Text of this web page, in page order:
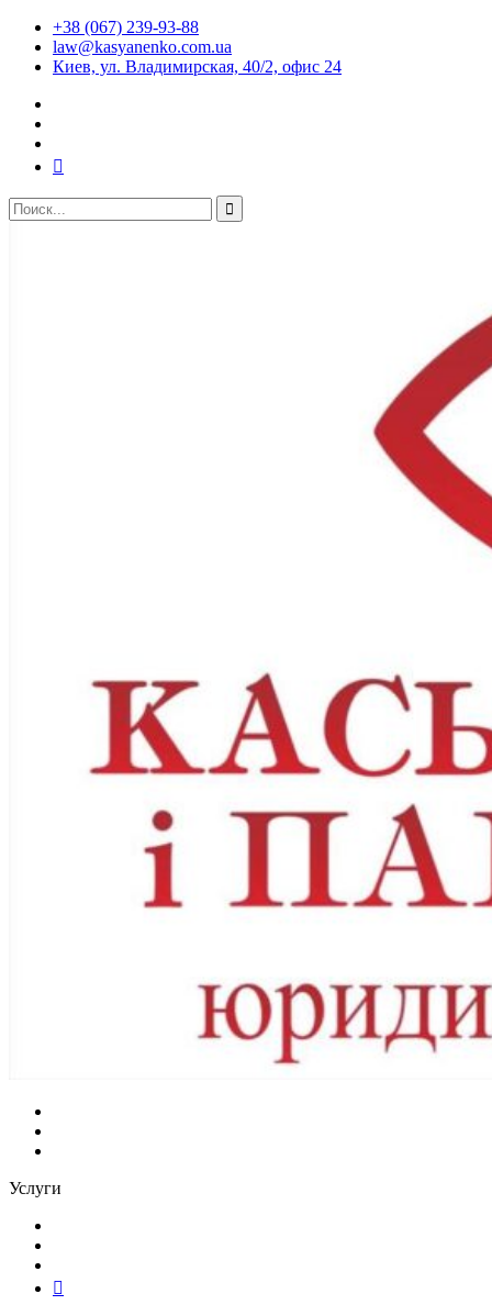
+38 (067) 239-93-88
law@kasyanenko.com.ua
Киев, ул. Владимирская, 40/2, офис 24
Услуги